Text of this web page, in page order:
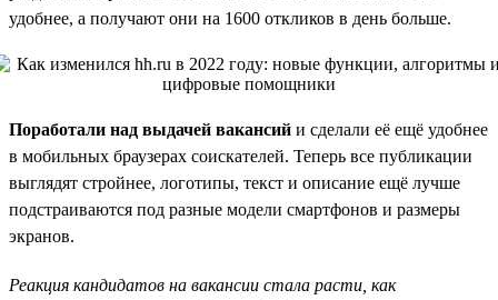
удобнее, а получают они на 1600 откликов в день больше.
Поработали над выдачей вакансий и сделали её ещё удобнее
в мобильных браузерах соискателей. Теперь все публикации
выглядят стройнее, логотипы, текст и описание ещё лучше
подстраиваются под разные модели смартфонов и размеры
экранов.
Реакция кандидатов на вакансии стала расти, как